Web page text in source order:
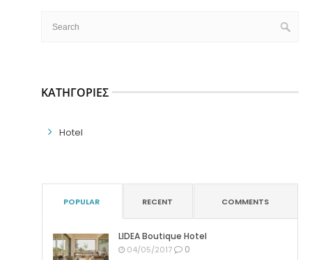
ΚΑΤΗΓΟΡΊΕΣ
Hotel
POPULAR RECENT COMMENTS
LIDEA Boutique Hotel
04/05/2017 0